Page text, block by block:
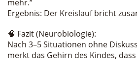
mehr.“
Ergebnis: Der Kreislauf bricht
🧠 Fazit (Neurobiologie):
Nach 3–5 Situationen ohne
merkt das Gehirn des Kindes,